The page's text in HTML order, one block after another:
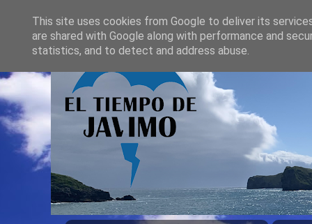
This site uses cookies from Google to deliver its
are shared with Google along with performance and
statistics, and to detect and address abuse.